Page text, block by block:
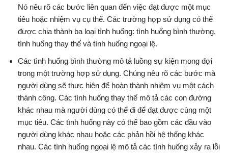
Nó nêu rõ các bước liên quan đến việc đạt được một mục
tiêu hoặc nhiệm vụ cụ thể. Các trường hợp sử dụng có thể
được chia thành ba loại tình huống: tình huống bình thường,
tình huống thay thế và tình huống ngoại lệ.
Các tình huống bình thường mô tả luồng sự kiện mong đợi
trong một trường hợp sử dụng. Chúng nêu rõ các bước mà
người dùng sẽ thực hiện để hoàn thành nhiệm vụ một cách
thành công. Các tình huống thay thế mô tả các con đường
khác nhau mà người dùng có thể đi để đạt được cùng một
mục tiêu. Các tình huống này có thể bao gồm các đầu vào
người dùng khác nhau hoặc các phản hồi hệ thống khác
nhau. Các tình huống ngoại lệ mô tả các tình huống xảy ra lỗi